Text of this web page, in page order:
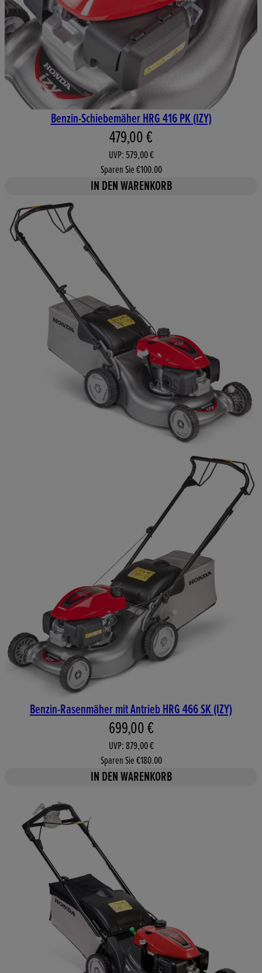
Benzin-Schiebemäher HRG 416 PK (IZY)
Aktueller Preis: 479,00 €.
479,00 €
UVP: 579,00 €
Sparen Sie €100.00
IN DEN WARENKORB
Benzin-Rasenmäher mit Antrieb HRG 466 SK (IZY)
Aktueller Preis: 699,00 €.
699,00 €
UVP: 879,00 €
Sparen Sie €180.00
IN DEN WARENKORB